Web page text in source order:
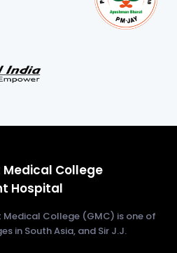
College
Hospital
Medical College (GMC) is one of
in South Asia, and Sir J.J.